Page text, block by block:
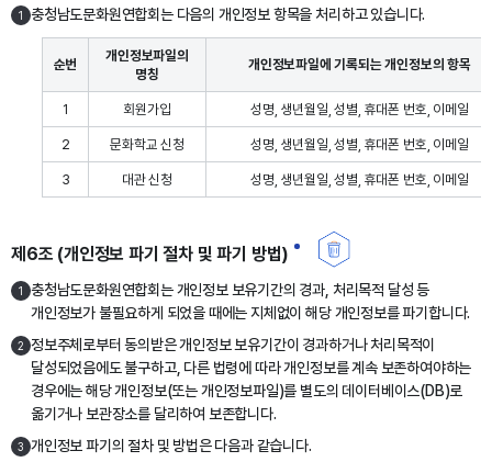
1 충청남도문화원연합회는 다음의 개인정보 항목을 처리하고 있습니다.
순번
개인정보파일의
명칭
개인정보파일에 기록되는 개인정보의 항목
1 회원가입 성명, 생년월일, 성별, 휴대폰 번호, 이메일
2 문화학교 신청 성명, 생년월일, 성별, 휴대폰 번호, 이메일
3 대관 신청 성명, 생년월일, 성별, 휴대폰 번호, 이메일
제6조 (개인정보 파기 절차 및 파기 방법)
1
충청남도문화원연합회는 개인정보 보유기간의 경과, 처리목적 달성 등
개인정보가 불필요하게 되었을 때에는 지체없이 해당 개인정보를 파기합니다.
2 정보주체로부터 동의받은 개인정보 보유기간이 경과하거나 처리목적이
달성되었음에도 불구하고, 다른 법령에 따라 개인정보를 계속 보존하여야하는
경우에는 해당 개인정보(또는 개인정보파일)를 별도의 데이터베이스(DB)로
옮기거나 보관장소를 달리하여 보존합니다.
3 개인정보 파기의 절차 및 방법은 다음과 같습니다.